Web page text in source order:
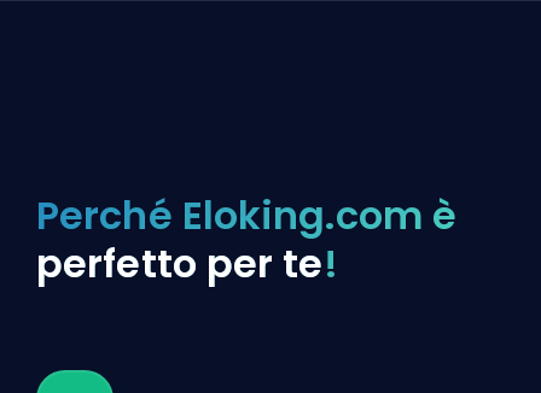
Perché Eloking.com è
perfetto per te!